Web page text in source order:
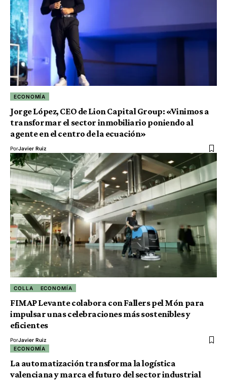
ECONOMÍA
Jorge López, CEO de Lion Capital Group: «Vinimos a
transformar el sector inmobiliario poniendo al
agente en el centro de la ecuación»
PorJavier Ruiz
COLLA ECONOMÍA
FIMAP Levante colabora con Fallers pel Món para
impulsar unas celebraciones más sostenibles y
eficientes
PorJavier Ruiz
ECONOMÍA
La automatización transforma la logística
valenciana y marca el futuro del sector industrial